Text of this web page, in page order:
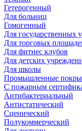
Гетерогенный
Для больниц
Гомогенный
Для государственных
Для торговых
Для фитнес клубов
Для детских
Для школы
Промышленные
С пожарным
Антибактериальный
Антистатический
Сценический
Полукоммерческий